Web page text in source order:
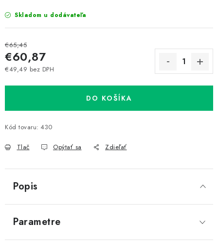
Skladom u dodávateľa
€65,45
€60,87
€49,49 bez DPH
DO KOŠÍKA
Kód tovaru: 430
Tlač Opýtať sa Zdieľať
Popis
Parametre